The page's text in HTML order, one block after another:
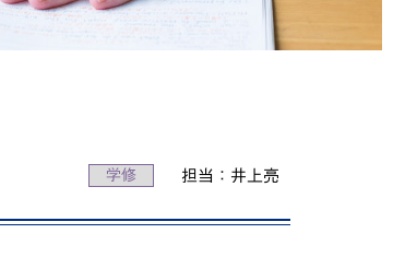
PICK UP STUDENTS
［中学］納付金・奨学金・授業
学修 担当：井上亮